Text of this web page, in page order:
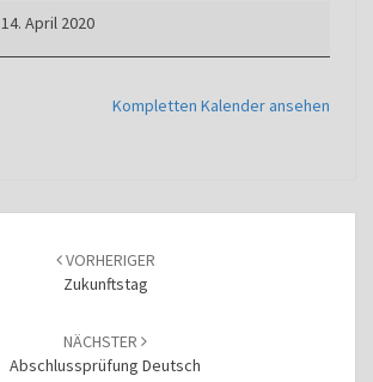
14. April 2020
Kompletten Kalender ansehen
VORHERIGER
Zukunftstag
NÄCHSTER
Abschlussprüfung Deutsch